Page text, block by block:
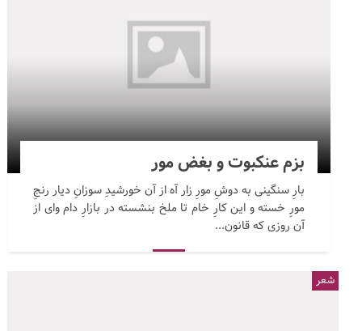
بزم عنکبوت و بغض مور
بارِ سنگینی به دوشِ مورِ زار آه از آن خورشیدِ سوزانِ دیار رنجِ
مورِ خسته و این کارِ خام تا ملخ بنشسته در بازارِ دام وای از
آن روزی که قانون...
شعر